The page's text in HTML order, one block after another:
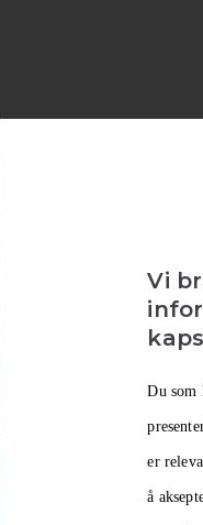
Vi
Du som
er
å